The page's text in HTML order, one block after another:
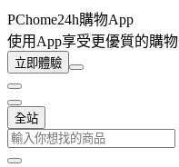
PChome24h購物App
使用App享受更優質的購
立即體驗
全站